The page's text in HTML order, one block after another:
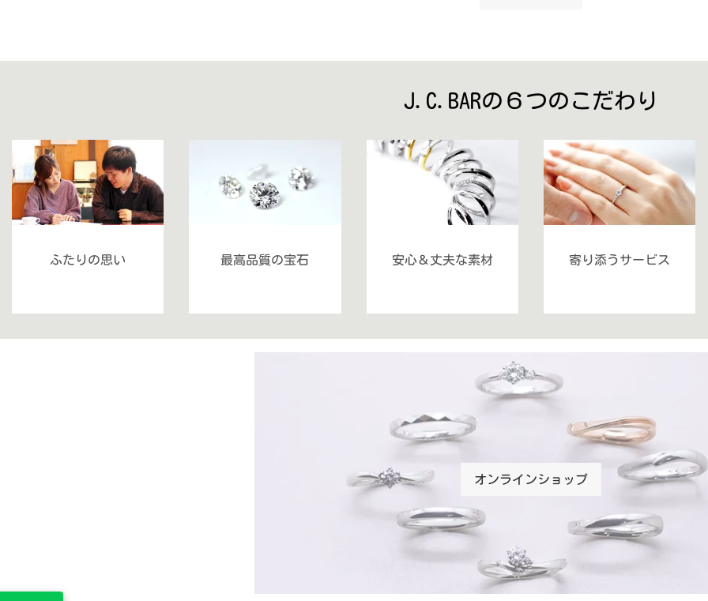
J.C.BARの６つのこだわり
ふたりの思い 最高品質の宝石 安心＆丈夫な素材 寄り添うサービス
オンラインショップ